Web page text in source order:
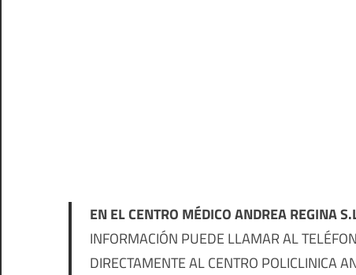
EN EL CENTRO MÉDICO ANDREA REGINA
INFORMACIÓN PUEDE LLAMAR AL
DIRECTAMENTE AL CENTRO POLICLINICA